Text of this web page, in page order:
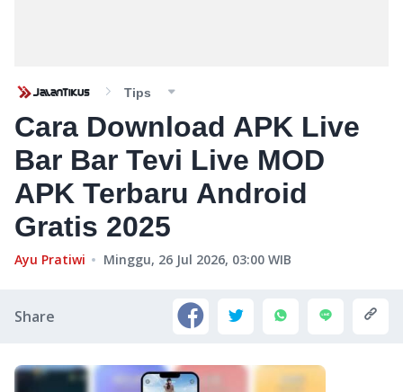
Tips
Cara Download APK Live
Bar Bar Tevi Live MOD
APK Terbaru Android
Gratis 2025
Ayu Pratiwi Minggu, 26 Jul 2026, 03:00 WIB
Share